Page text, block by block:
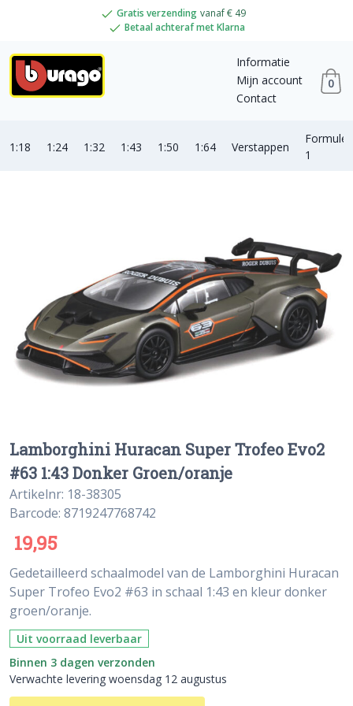
Gratis verzending vanaf € 49
Betaal achteraf met Klarna
Informatie
Mijn account
Contact
0
1:18 1:24 1:32 1:43 1:50 1:64 Verstappen
Formule
1
Lamborghini Huracan Super Trofeo Evo2
#63 1:43 Donker Groen/oranje
Artikelnr: 18-38305
Barcode: 8719247768742
19,95
Gedetailleerd schaalmodel van de Lamborghini Huracan
Super Trofeo Evo2 #63 in schaal 1:43 en kleur donker
groen/oranje.
Uit voorraad leverbaar
Binnen 3 dagen verzonden
Verwachte levering woensdag 12 augustus